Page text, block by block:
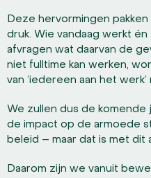
Deze hervormingen
druk. Wie vandaag werkt
afvragen wat daarvan de
niet fulltime kan werken,
van ‘iedereen aan het
We zullen dus de
de impact op de armoede
beleid – maar dat is met dit
Daarom zijn we vanuit